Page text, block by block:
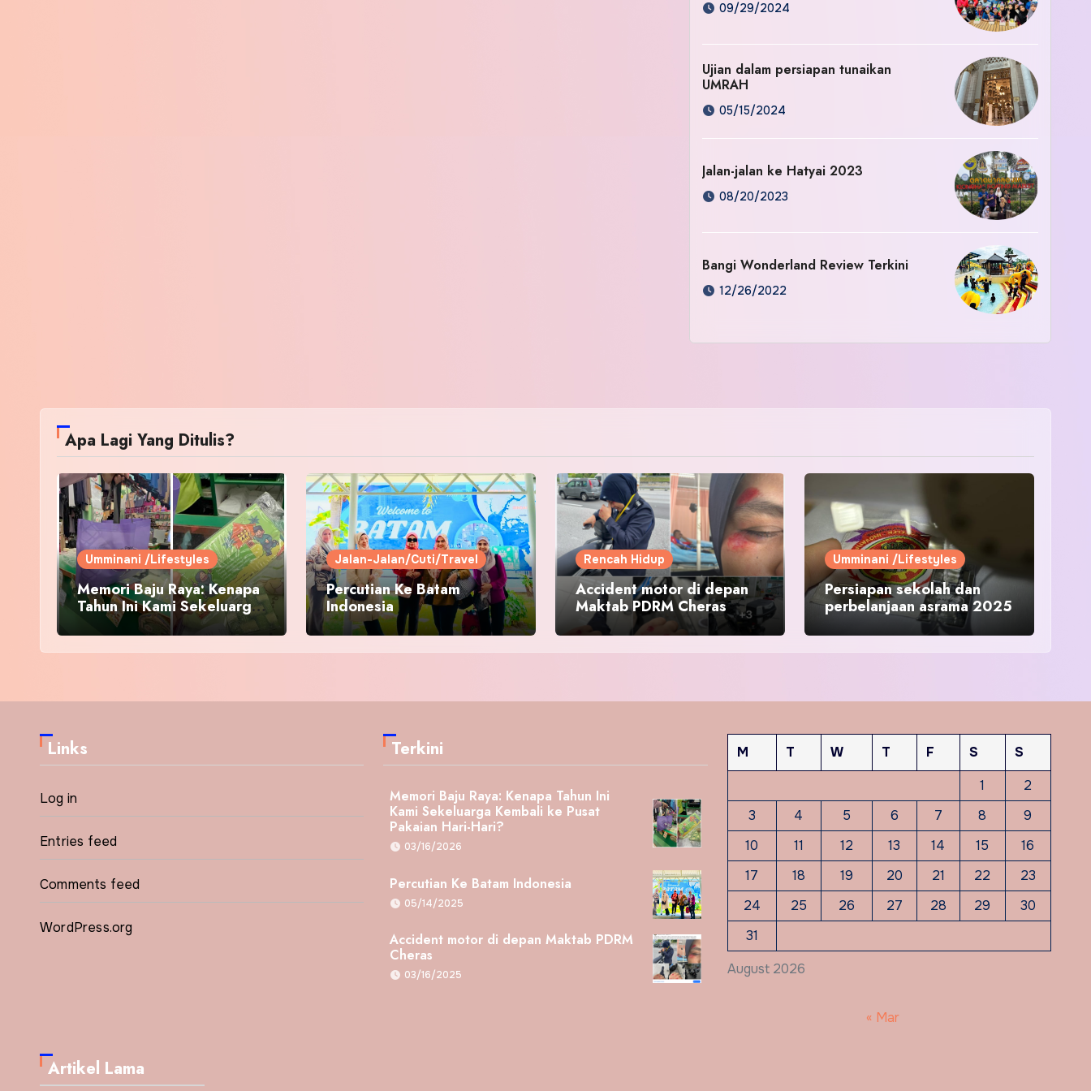
09/29/2024
Ujian dalam persiapan tunaikan
UMRAH
05/15/2024
Jalan-jalan ke Hatyai 2023
08/20/2023
Bangi Wonderland Review Terkini
12/26/2022
Apa Lagi Yang Ditulis?
Umminani /Lifestyles
Memori Baju Raya: Kenapa
Tahun Ini Kami Sekeluarga
Kembali ke Pusat Pakaian
Hari-Hari?
Jalan-Jalan/Cuti/Travel
Percutian Ke Batam
Indonesia
Rencah Hidup
Accident motor di depan
Maktab PDRM Cheras
Umminani /Lifestyles
Persiapan sekolah dan
perbelanjaan asrama 2025
Links
Log in
Entries feed
Comments feed
WordPress.org
Terkini
Memori Baju Raya: Kenapa Tahun Ini
Kami Sekeluarga Kembali ke Pusat
Pakaian Hari-Hari?
03/16/2026
Percutian Ke Batam Indonesia
05/14/2025
Accident motor di depan Maktab PDRM
Cheras
03/16/2025 August 2026
M T W T F S
S
1
2
3
4 5 6 7 8
9
10
11 12 13 14 15
16
17
18 19 20 21 22
23
24
25 26 27 28 29
30
31
« Mar
Artikel Lama